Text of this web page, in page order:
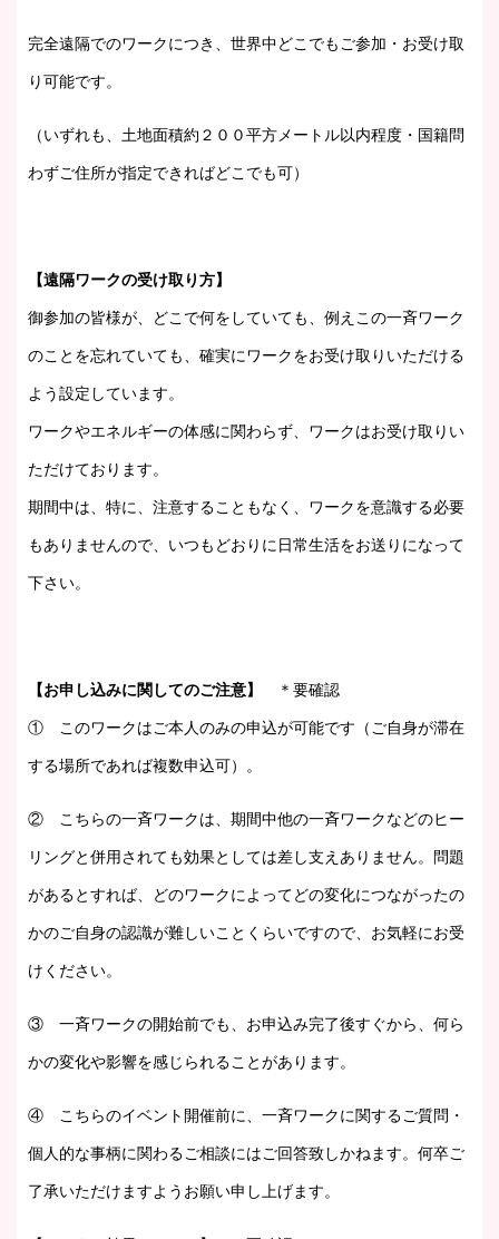
完全遠隔でのワークにつき、世界中どこでもご参加・お受け取
り可能です。
（いずれも、土地面積約２００平方メートル以内程度・国籍問
わずご住所が指定できればどこでも可）
【遠隔ワークの受け取り方】
御参加の皆様が、どこで何をしていても、例えこの一斉ワーク
のことを忘れていても、確実にワークをお受け取りいただける
よう設定しています。
ワークやエネルギーの体感に関わらず、ワークはお受け取りい
ただけております。
期間中は、特に、注意することもなく、ワークを意識する必要
もありませんので、いつもどおりに日常生活をお送りになって
下さい。
【お申し込みに関してのご注意】 ＊要確認
① このワークはご本人のみの申込が可能です（ご自身が滞在
する場所であれば複数申込可）。
② こちらの一斉ワークは、期間中他の一斉ワークなどのヒー
リングと併用されても効果としては差し支えありません。問題
があるとすれば、どのワークによってどの変化につながったの
かのご自身の認識が難しいことくらいですので、お気軽にお受
けください。
③ 一斉ワークの開始前でも、お申込み完了後すぐから、何ら
かの変化や影響を感じられることがあります。
④ こちらのイベント開催前に、一斉ワークに関するご質問・
個人的な事柄に関わるご相談にはご回答致しかねます。何卒ご
了承いただけますようお願い申し上げます。